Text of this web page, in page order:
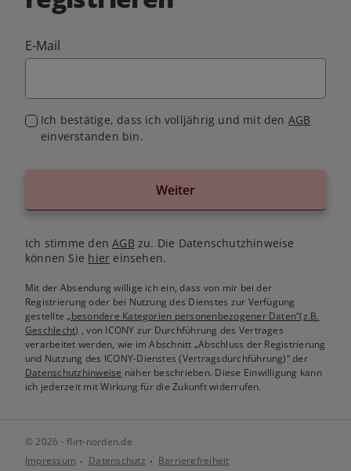
E-Mail
Ich bestätige, dass ich volljährig und mit den AGB
einverstanden bin.
Weiter
Ich stimme denAGB zu. Die Datenschutzhinweise
können Sie hier einsehen.
Mit der Absendung willige ich ein, dass von mir bei der
Registrierung oder bei Nutzung des Dienstes zur Verfügung
gestellte„besondere Kategorien personenbezogener Daten“(z.B.
Geschlecht) , von ICONY zur Durchführung des Vertrages
verarbeitet werden, wie im Abschnitt „Abschluss der Registrierung
und Nutzung des ICONY-Dienstes (Vertragsdurchführung)“ der
Datenschutzhinweise näher beschrieben. Diese Einwilligung kann
ich jederzeit mit Wirkung für die Zukunft widerrufen.
© 2026 - flirt-norden.de
Impressum
Datenschutz Barrierefreiheit